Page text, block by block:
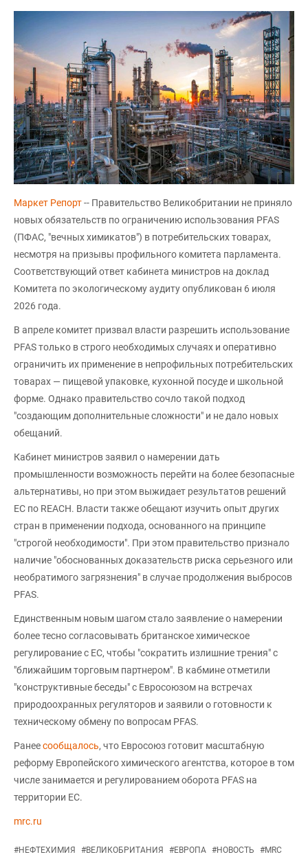
Маркет Репорт-- Правительство Великобритании не приняло
новых обязательств по ограничению использования PFAS
(ПФАС, "вечных химикатов") в потребительских товарах,
несмотря на призывы профильного комитета парламента.
Соответствующий ответ кабинета министров на доклад
Комитета по экологическому аудиту опубликован 6 июля
2026 года.
В апреле комитет призвал власти разрешить использование
PFAS только в строго необходимых случаях и оперативно
ограничить их применение в непрофильных потребительских
товарах — пищевой упаковке, кухонной посуде и школьной
форме. Однако правительство сочло такой подход
"создающим дополнительные сложности" и не дало новых
обещаний.
Кабинет министров заявил о намерении дать
промышленности возможность перейти на более безопасные
альтернативы, но при этом выжидает результатов решений
ЕС по REACH. Власти также обещают изучить опыт других
стран в применении подхода, основанного на принципе
"строгой необходимости". При этом правительство признало
наличие "обоснованных доказательств риска серьезного или
необратимого загрязнения" в случае продолжения выбросов
PFAS.
Единственным новым шагом стало заявление о намерении
более тесно согласовывать британское химическое
регулирование с ЕС, чтобы "сократить излишние трения" с
"ближайшим торговым партнером". В кабмине отметили
"конструктивные беседы" с Евросоюзом на встречах
природоохранных регуляторов и заявили о готовности к
техническому обмену по вопросам PFAS.
Ранеесообщалось, что Евросоюз готовит масштабную
реформу Европейского химического агентства, которое в том
числе занимается и регулированием оборота PFAS на
территории ЕС.
mrc.ru
#НЕФТЕХИМИЯ #ВЕЛИКОБРИТАНИЯ #ЕВРОПА #НОВОСТЬ #MRC